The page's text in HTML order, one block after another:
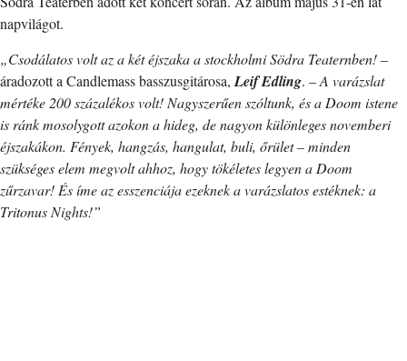
napvilágot.
„Csodálatos volt az a két éjszaka a stockholmi Södra Teaternben!–
áradozott a Candlemass basszusgitárosa,Leif Edling. –A varázslat
mértéke 200 százalékos volt! Nagyszerűen szóltunk, és a Doom istene
is ránk mosolygott azokon a hideg, de nagyon különleges novemberi
éjszakákon. Fények, hangzás, hangulat, buli, őrület – minden
szükséges elem megvolt ahhoz, hogy tökéletes legyen a Doom
zűrzavar! És íme az esszenciája ezeknek a varázslatos estéknek: a
Tritonus Nights!”